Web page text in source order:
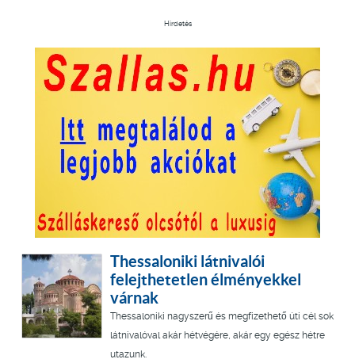
Hirdetés
Thessaloniki látnivalói
felejthetetlen élményekkel
várnak
Thessaloniki nagyszerű és megfizethető úti cél sok
látnivalóval akár hétvégére, akár egy egész hétre
utazunk.